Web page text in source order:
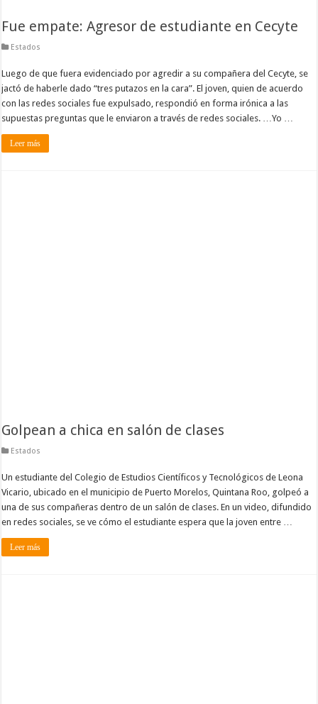
Fue empate: Agresor de estudiante en Cecyte
Estados
Luego de que fuera evidenciado por agredir a su compañera del Cecyte, se
jactó de haberle dado “tres putazos en la cara”. El joven, quien de acuerdo
con las redes sociales fue expulsado, respondió en forma irónica a las
supuestas preguntas que le enviaron a través de redes sociales. …Yo …
Leer más
Golpean a chica en salón de clases
Estados
Un estudiante del Colegio de Estudios Científicos y Tecnológicos de Leona
Vicario, ubicado en el municipio de Puerto Morelos, Quintana Roo, golpeó a
una de sus compañeras dentro de un salón de clases. En un video, difundido
en redes sociales, se ve cómo el estudiante espera que la joven entre …
Leer más